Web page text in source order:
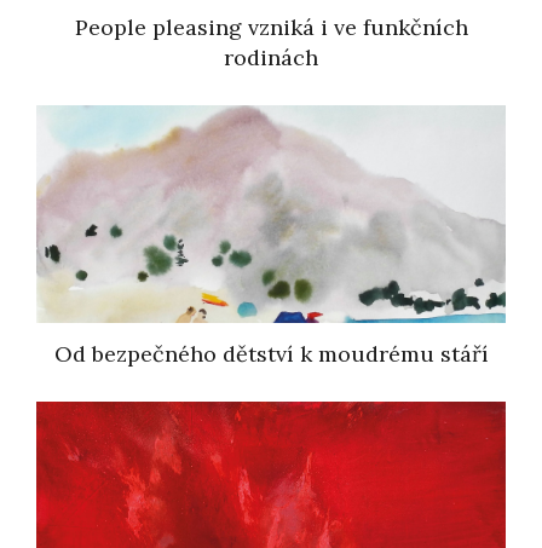
People pleasing vzniká i ve funkčních
rodinách
Od bezpečného dětství k moudrému stáří